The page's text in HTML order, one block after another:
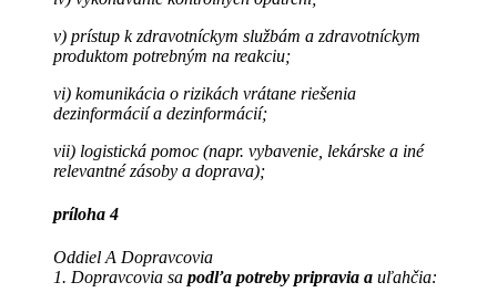
v) prístup k zdravotníckym službám a zdravotníckym
produktom potrebným na reakciu;
vi) komunikácia o rizikách vrátane riešenia
dezinformácií a dezinformácií;
vii) logistická pomoc (napr. vybavenie, lekárske a iné
relevantné zásoby a doprava);
príloha 4
Oddiel A Dopravcovia
1. Dopravcovia sa podľa potreby pripravia a uľahčia: